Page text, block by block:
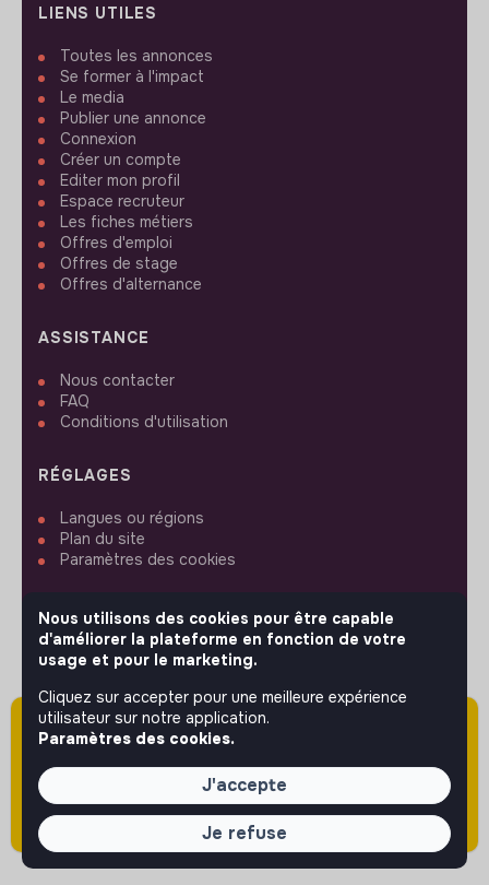
Attention cette annonce a été publiée il y a
plus de 60 jours (le 18/02/2026) et est sans
doute expirée ou non mise à jour.
LIENS UTILES
Toutes les annonces
Se former à l'impact
Le media
Publier une annonce
Connexion
Créer un compte
Editer mon profil
Espace recruteur
Les fiches métiers
Offres d'emploi
Offres de stage
Offres d'alternance
ASSISTANCE
Nous contacter
FAQ
Conditions d'utilisation
RÉGLAGES
Langues ou régions
Plan du site
Paramètres des cookies
SUIVEZ-NOUS
Nous utilisons des cookies pour être capable
d'améliorer la plateforme en fonction de votre
usage et pour le marketing.
Cliquez sur accepter pour une meilleure expérience
utilisateur sur notre application.
Paramètres des cookies.
J'accepte
Je refuse